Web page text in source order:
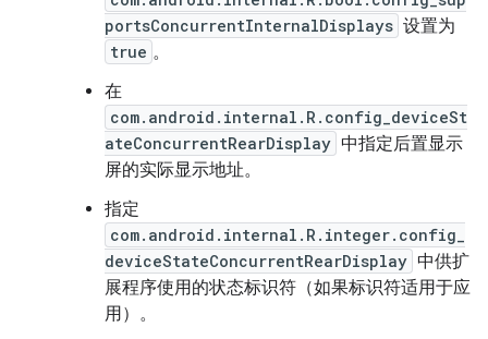
portsConcurrentInternalDisplays 设置为
true 。
在
com.android.internal.R.config_deviceSt
ateConcurrentRearDisplay 中指定后置显示
屏的实际显示地址。
指定
com.android.internal.R.integer.config_
deviceStateConcurrentRearDisplay 中供扩
展程序使用的状态标识符（如果标识符适用于应
用）。